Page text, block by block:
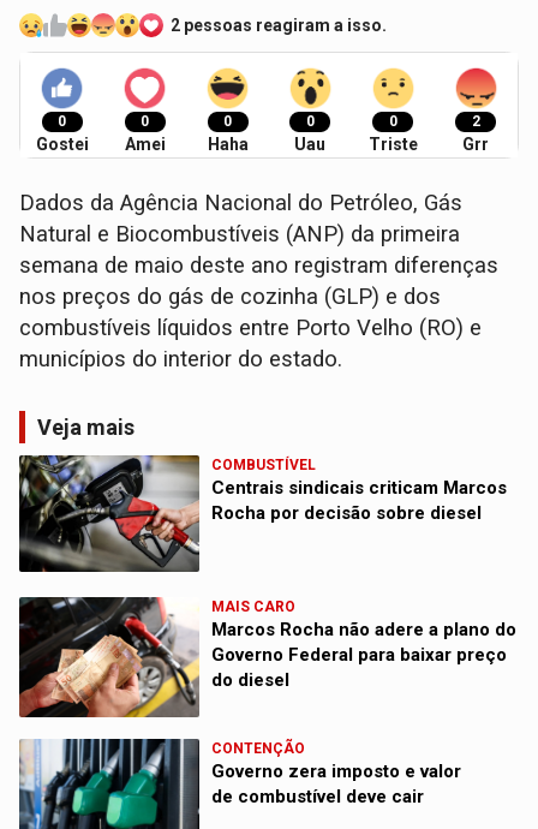
2 pessoas reagiram a isso.
0
Gostei
0
Amei
0
Haha
0
Uau
0
Triste
2
Grr
Dados da Agência Nacional do Petróleo, Gás
Natural e Biocombustíveis (ANP) da primeira
semana de maio deste ano registram diferenças
nos preços do gás de cozinha (GLP) e dos
combustíveis líquidos entre Porto Velho (RO) e
municípios do interior do estado.
Veja mais
COMBUSTÍVEL
Centrais sindicais criticam Marcos
Rocha por decisão sobre diesel
MAIS CARO
Marcos Rocha não adere a plano do
Governo Federal para baixar preço
do diesel
CONTENÇÃO
Governo zera imposto e valor
de combustível deve cair